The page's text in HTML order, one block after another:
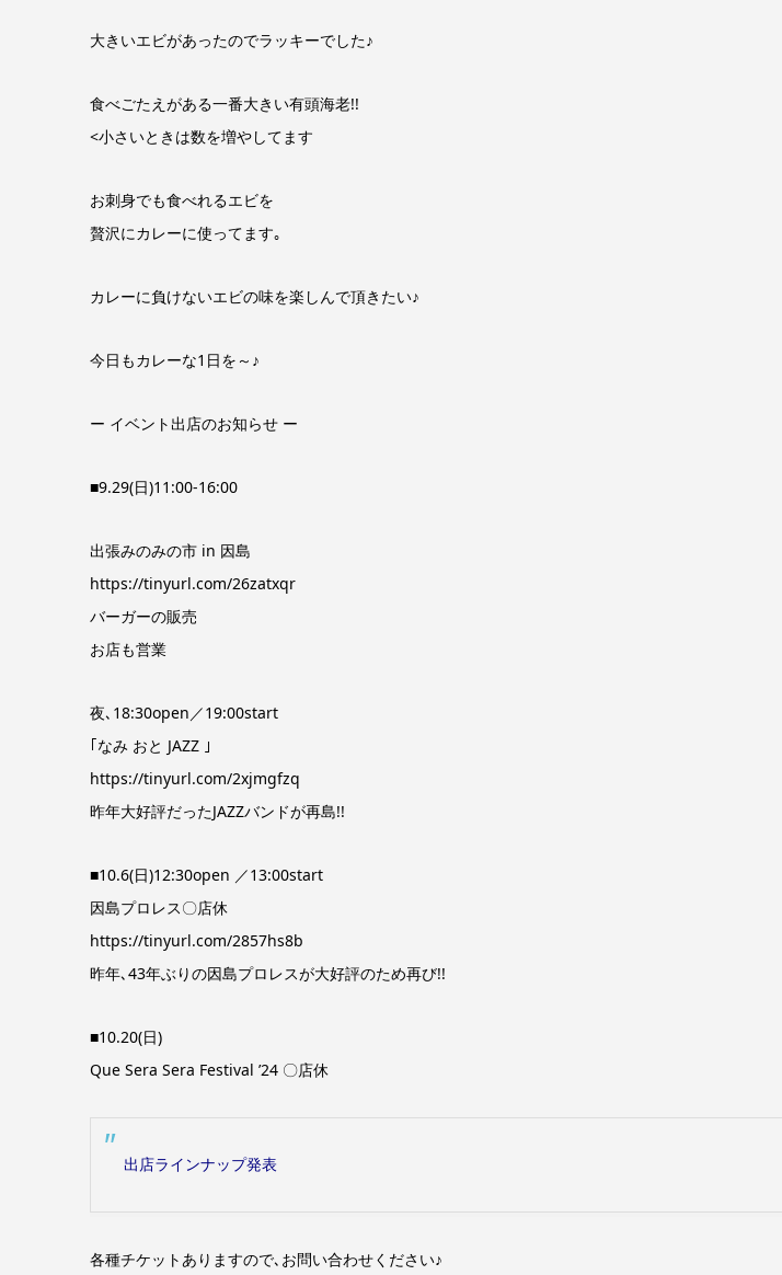
大きいエビがあったのでラッキーでした♪
食べごたえがある一番大きい有頭海老!!
<小さいときは数を増やしてます
お刺身でも食べれるエビを
贅沢にカレーに使ってます｡
カレーに負けないエビの味を楽しんで頂きたい♪
今日もカレーな1日を～♪
ー イベント出店のお知らせ ー
■9.29(日)11:00-16:00
出張みのみの市 in 因島
https://tinyurl.com/26zatxqr
バーガーの販売
お店も営業
夜､18:30open／19:00start
｢なみ おと JAZZ ｣
https://tinyurl.com/2xjmgfzq
昨年大好評だったJAZZバンドが再島!!
■10.6(日)12:30open ／13:00start
因島プロレス〇店休
https://tinyurl.com/2857hs8b
昨年､43年ぶりの因島プロレスが大好評のため再び!!
■10.20(日)
Que Sera Sera Festival ’24 〇店休
出店ラインナップ発表
各種チケットありますので､お問い合わせください♪